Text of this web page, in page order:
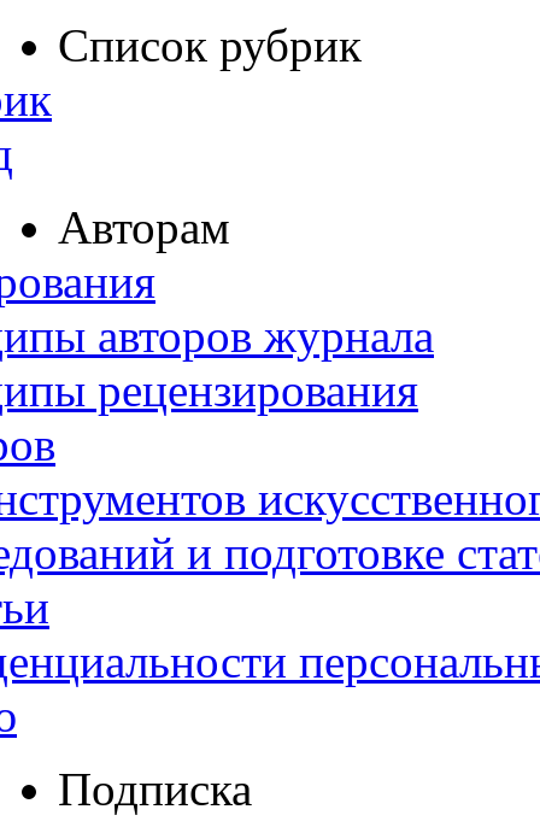
Список рубрик
Авторам
авторов журнала
рецензирования
и подготовке
Подписка